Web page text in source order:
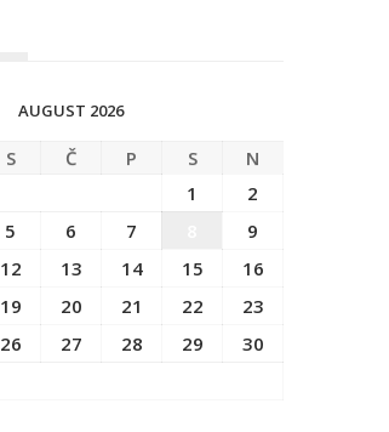
AUGUST 2026
S Č P S
N
1
2
5 6 7
9
12 13 14 15
16
19 20 21 22
23
26 27 28 29
30